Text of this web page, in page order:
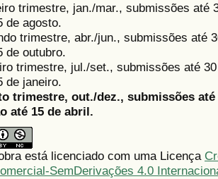
trimestre, jan./mar., submissões até
de agosto.
trimestre, abr./jun., submissões até
de outubro.
trimestre, jul./set., submissões até
de janeiro.
trimestre, out./dez., submissões
até 15 de abril.
está licenciado com uma Licença
SemDerivações 4.0